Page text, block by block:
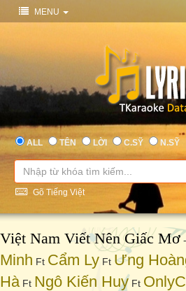
MENU
ALL TÊN LỜI C.SỸ N.SỸ
Gõ Tiếng Việt
Việt Nam Viết Nên Giấc Mơ -
Minh Ft Cẩm Ly Ft Ưng
Hà Ft Ngô Kiến Huy Ft OnlyC